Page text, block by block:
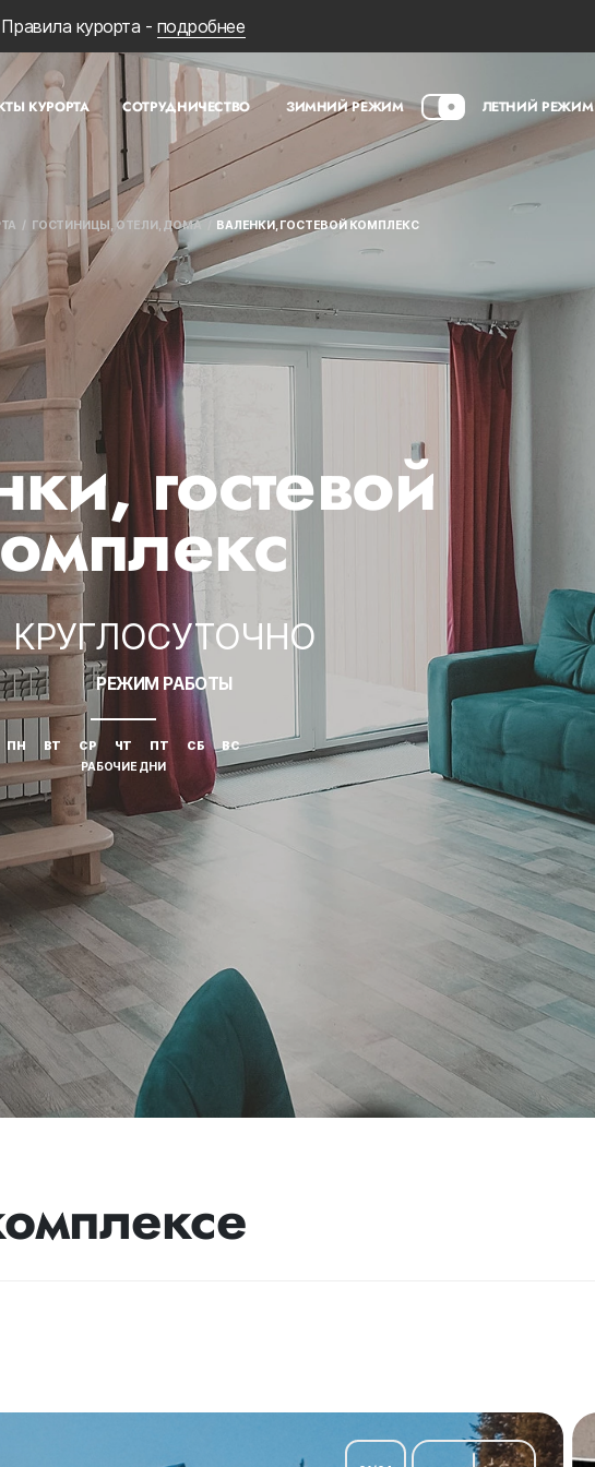
КУРОРТА СОТРУДНИЧЕСТВО ЗИМНИЙ РЕЖИМ ЛЕТНИЙ РЕЖИМ
Правила курорта - подробнее
ГОСТИНИЦЫ, ОТЕЛИ, ДОМА ВАЛЕНКИ, ГОСТЕВОЙ КОМПЛЕКС
гостевой
КРУГЛОСУТОЧНО
РЕЖИМ РАБОТЫ
ПН ВТ СР ЧТ ПТ СБ
ВС
РАБОЧИЕ ДНИ